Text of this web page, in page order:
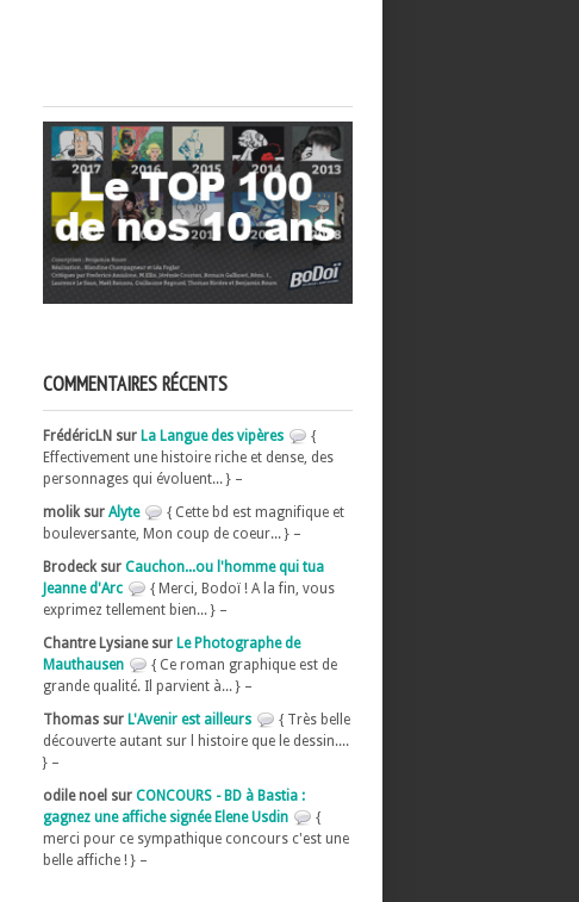
COMMENTAIRES RÉCENTS
FrédéricLN sur La Langue des vipères
{
Effectivement une histoire riche et dense, des
personnages qui évoluent... } –
molik sur Alyte
{ Cette bd est magnifique et
bouleversante, Mon coup de coeur... } –
Brodeck sur Cauchon...ou l'homme qui tua
Jeanne d'Arc
{ Merci, Bodoï ! A la fin, vous
exprimez tellement bien... } –
Chantre Lysiane sur Le Photographe de
Mauthausen
{ Ce roman graphique est de
grande qualité. Il parvient à... } –
Thomas sur L'Avenir est ailleurs
{ Très belle
découverte autant sur l histoire que le dessin....
} –
odile noel sur CONCOURS - BD à Bastia :
gagnez une affiche signée Elene Usdin
{
merci pour ce sympathique concours c'est une
belle affiche ! } –